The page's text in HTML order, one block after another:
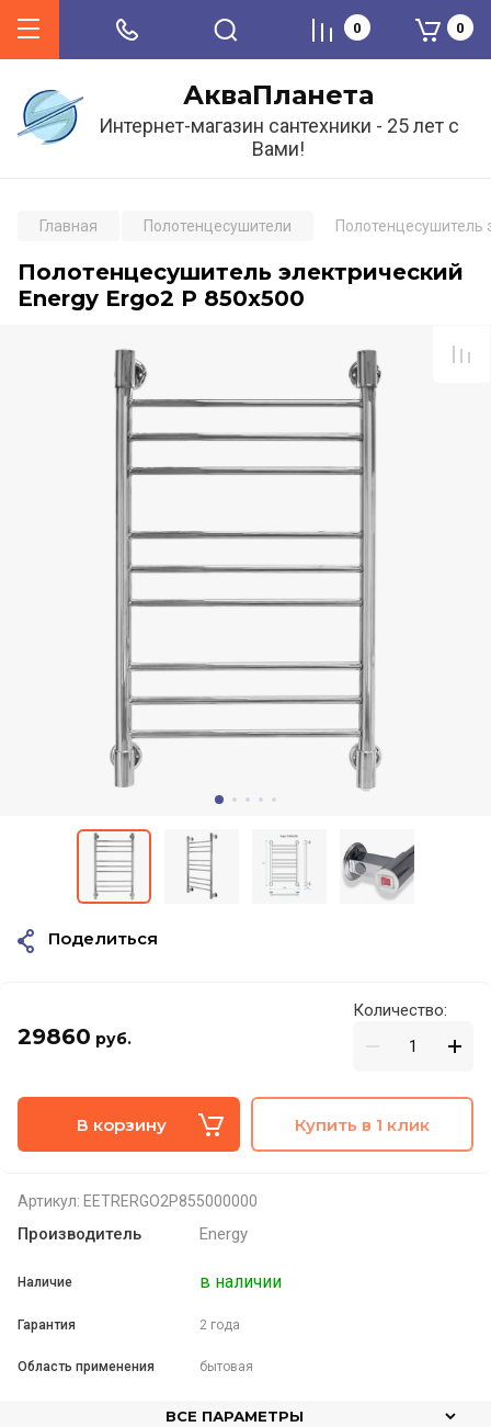
АкваПланета
Интернет-магазин сантехники - 25 лет с
Вами!
0 0
Главная Полотенцесушители Полотенцесушитель
Полотенцесушитель электрический
Energy Ergo2 P 850x500
29860 руб.
Количество:
В корзину Купить в 1 клик
Артикул: EETRERGO2P855000000
Производитель Energy
Наличие в наличии
Гарантия 2 года
Область применения бытовая
ВСЕ ПАРАМЕТРЫ
Поделиться